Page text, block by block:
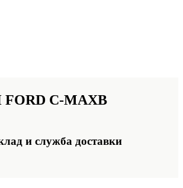
C-MAXВ
и служба доставки